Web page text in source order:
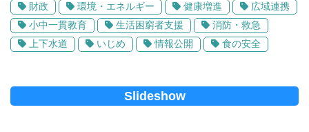
財政
環境・エネルギー 健康増進
広域連携
小中一貫教育
生活困窮者支援
消防・救急
上下水道
いじめ 情報公開 食の安全
Slideshow